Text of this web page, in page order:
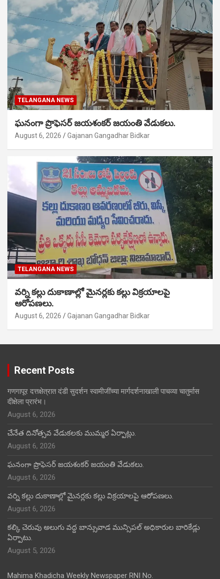
TELANGANA NEWS
ఘనంగా ప్రొఫెసర్ జయశంకర్ జయంతి వేడుకలు.
August 6, 2026 Gajanan Gangadhar Bidkar
TELANGANA NEWS
వర్ని కల్లు దుకాణాల్లో మైనర్లకు కల్లు విక్రయాలపై
ఆరోపణలు.
August 6, 2026 Gajanan Gangadhar Bidkar
Recent Posts
गणगापूर दत्तक्षेत्रात दंडी सुदर्शन स्वामीजींच्या मार्गदर्शनाखाली पाचव्या चातुर्मास
दीक्षेला प्रारंभ।
August 6, 2026
చేనేత దినోత్సవ వేడుకలకు ముమ్మర ఏర్పాట్లు.
August 6, 2026
ఘనంగా ప్రొఫెసర్ జయశంకర్ జయంతి వేడుకలు.
August 6, 2026
వర్ని కల్లు దుకాణాల్లో మైనర్లకు కల్లు విక్రయాలపై ఆరోపణలు.
August 6, 2026
కల్కి చెరువు అలుగు వద్ద బాన్సువాడ మున్సిపల్ అధికారుల బారికేడ్లు
ఏర్పాటు.
August 5, 2026
Mahima Khadicha Weekly Newspaper RNI No.